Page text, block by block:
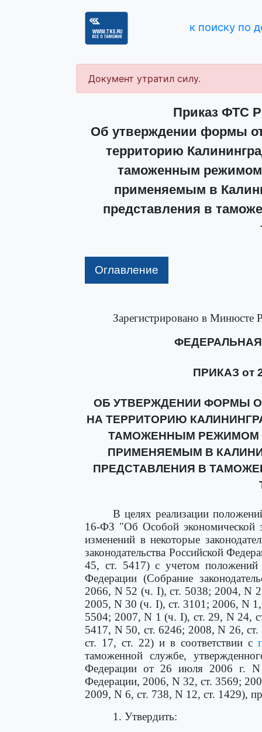
к поиску по
Документ утратил силу.
Приказ ФТС
Об утверждении формы
территорию
таможенным
применяемым в
представления в
Оглавление
Зарегистрировано в Минюсте
ПРИКАЗ от
ОБ УТВЕРЖДЕНИИ ФОРМЫ
НА ТЕРРИТОРИЮ
ТАМОЖЕННЫМ РЕЖИМОМ
ПРИМЕНЯЕМЫМ В
ПРЕДСТАВЛЕНИЯ В
В целях реализации
16-ФЗ "Об Особой экономической
изменений в некоторые
законодательства Российской
45, ст. 5417) с учетом
Федерации (Собрание
2066, N 52 (ч. I), ст. 5038; 2004, N
2005, N 30 (ч. I), ст. 3101; 2006, N
5504; 2007, N 1 (ч. I), ст. 29, N 24,
5417, N 50, ст. 6246; 2008, N 26,
ст. 17, ст. 22) и в соответствии с
таможенной службе,
Федерации от 26 июля 2006 г. N
Федерации, 2006, N 32, ст. 3569;
2009, N 6, ст. 738, N 12, ст. 1429),
1. Утвердить: